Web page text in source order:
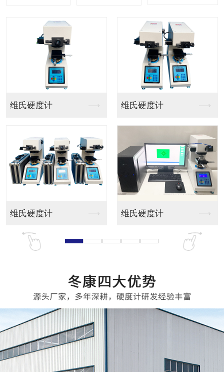
ZXQ-3金相试样自... ZXQ-2金相试样自...
ZXQ-1自动金相试... YMPZ-2自动型金...